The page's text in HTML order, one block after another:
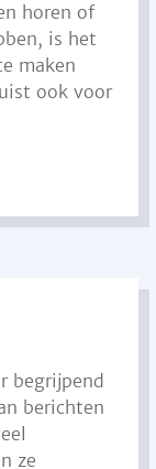
horen of
is het
maken
ook voor
begrijpend
berichten
ze